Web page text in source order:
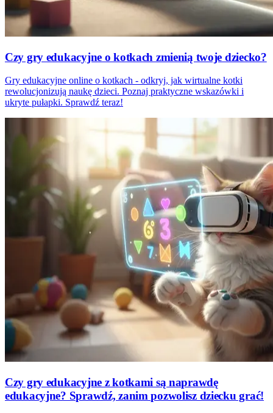
Czy gry edukacyjne o kotkach zmienią twoje dziecko?
Gry edukacyjne online o kotkach - odkryj, jak wirtualne kotki
rewolucjonizują naukę dzieci. Poznaj praktyczne wskazówki i
ukryte pułapki. Sprawdź teraz!
Czy gry edukacyjne z kotkami są naprawdę
edukacyjne? Sprawdź, zanim pozwolisz dziecku grać!